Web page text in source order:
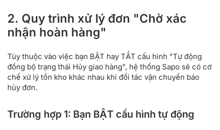
2. Quy trình xử lý đơn "Chờ xác
nhận hoàn hàng"
Tùy thuộc vào việc bạn BẬT hay TẮT cấu hình "Tự động
đồng bộ trạng thái Hủy giao hàng", hệ thống Sapo sẽ có cơ
chế xử lý tồn kho khác nhau khi đối tác vận chuyển báo
hủy đơn.
Trường hợp 1: Bạn BẬT cấu hình tự động